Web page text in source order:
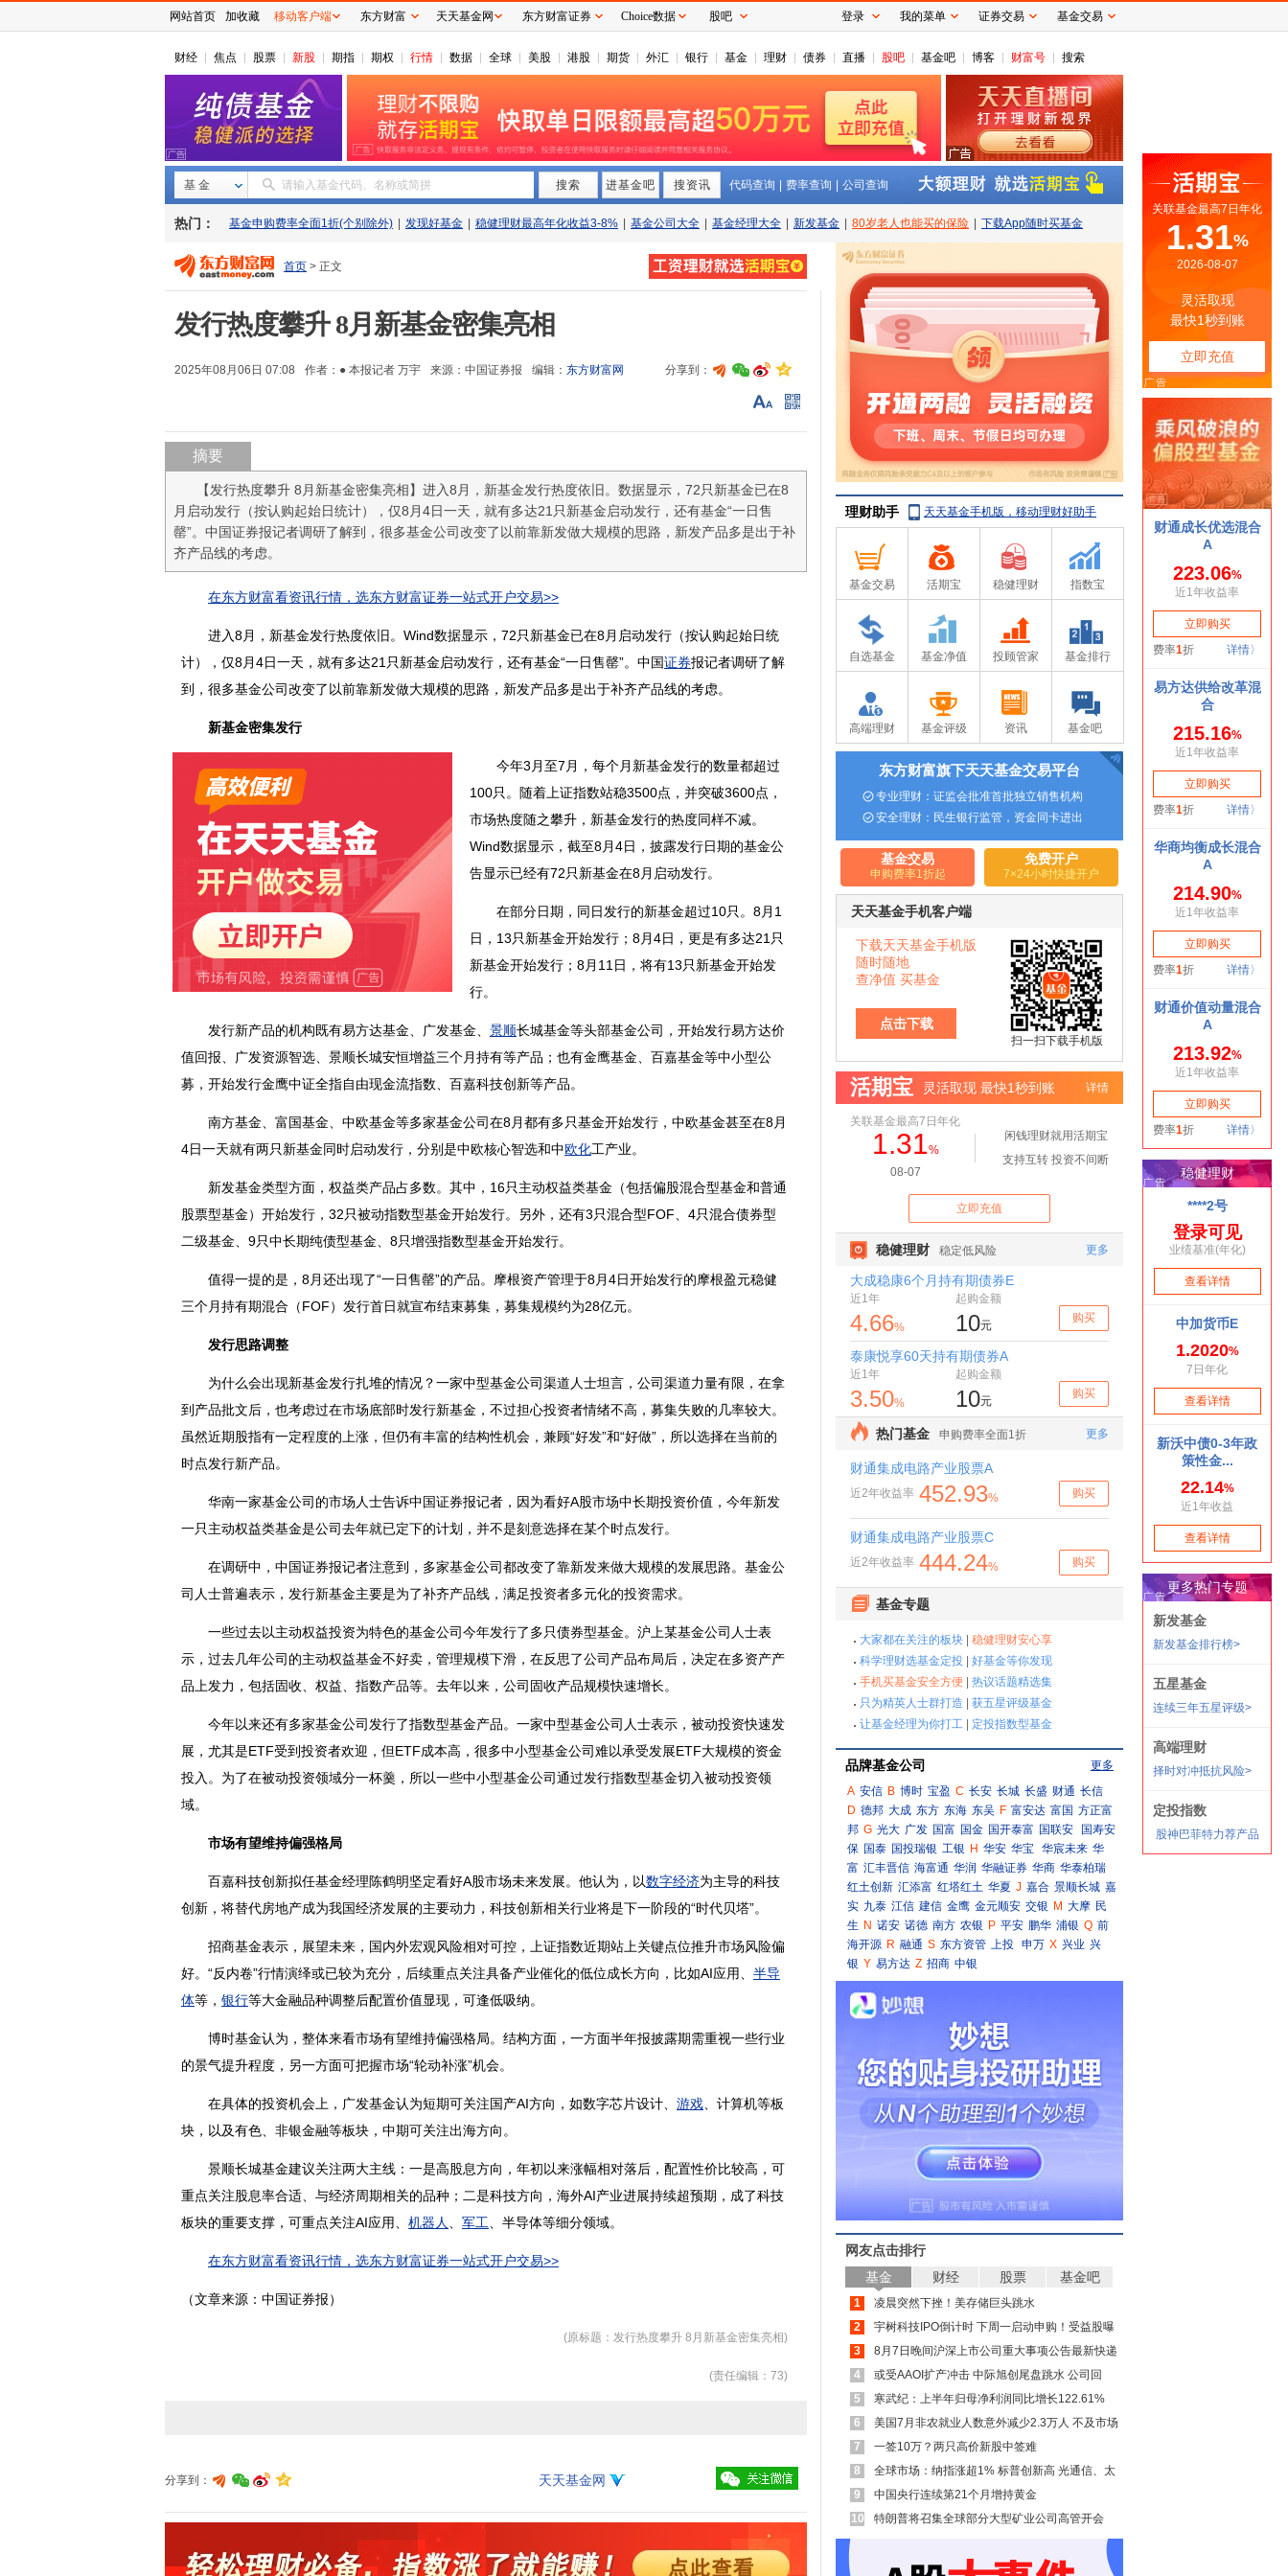
财经 焦点 股票 新股 期指 期权 行情 数据 全球 美股 港股 期货 外汇 银行 基金 理财 债券 直播 股吧 基金吧 博客 财富号 搜索
基 金 请输入基金代码、名称或简拼 搜索 进基金吧 搜资讯 代码查询 费率查询 公司查询
热门： 基金申购费率全面1折(个别除外) 发现好基金 稳健理财最高年化收益3-8% 基金公司大全 基金经理大全 新发基金 80岁老人也能买的保险 下载App随时买基金
首页 > 正文
发行热度攀升 8月新基金密集亮相
2025年08月06日 07:08 作者：● 本报记者 万宇 来源： 中国证券报 编辑： 东方财富网 分享到：
摘要
【发行热度攀升 8月新基金密集亮相】进入8月，新基金发行热度依旧。数据显示，72只新基金已在8
月启动发行（按认购起始日统计），仅8月4日一天，就有多达21只新基金启动发行，还有基金“一日售
罄”。中国证券报记者调研了解到，很多基金公司改变了以前靠新发做大规模的思路，新发产品多是出于补
齐产品线的考虑。
在东方财富看资讯行情，选东方财富证券一站式开户交易>>
进入8月，新基金发行热度依旧。Wind数据显示，72只新基金已在8月启动发行（按认购起始日统
计），仅8月4日一天，就有多达21只新基金启动发行，还有基金“一日售罄”。中国证券报记者调研了解
到，很多基金公司改变了以前靠新发做大规模的思路，新发产品多是出于补齐产品线的考虑。
新基金密集发行
今年3月至7月，每个月新基金发行的数量都超过
100只。随着上证指数站稳3500点，并突破3600点，
市场热度随之攀升，新基金发行的热度同样不减。
Wind数据显示，截至8月4日，披露发行日期的基金公
告显示已经有72只新基金在8月启动发行。
在部分日期，同日发行的新基金超过10只。8月1
日，13只新基金开始发行；8月4日，更是有多达21只
新基金开始发行；8月11日，将有13只新基金开始发
行。
发行新产品的机构既有易方达基金、广发基金、 景顺长城基金等头部基金公司，开始发行易方达价
值回报、广发资源智选、 景顺长城安恒增益三个月持有等产品；也有金鹰基金、百嘉基金等中小型公
募，开始发行金鹰中证全指自由现金流指数、百嘉科技创新等产品。
南方基金、富国基金、中欧基金等多家基金公司在8月都有多只基金开始发行，中欧基金甚至在8月
4日一天就有两只新基金同时启动发行，分别是中欧核心智选和中欧化工产业。
新发基金类型方面，权益类产品占多数。其中，16只主动权益类基金（包括偏股混合型基金和普通
股票型基金）开始发行，32只被动指数型基金开始发行。另外，还有3只混合型FOF、4只混合债券型
二级基金、9只中长期纯债型基金、8只增强指数型基金开始发行。
值得一提的是，8月还出现了“一日售罄”的产品。摩根资产管理于8月4日开始发行的摩根盈元稳健
三个月持有期混合（FOF）发行首日就宣布结束募集，募集规模约为28亿元。
发行思路调整
为什么会出现新基金发行扎堆的情况？一家中型基金公司渠道人士坦言，公司渠道力量有限，在拿
到产品批文后，也考虑过在市场底部时发行新基金，不过担心投资者情绪不高，募集失败的几率较大。
虽然近期股指有一定程度的上涨，但仍有丰富的结构性机会，兼顾“好发”和“好做”，所以选择在当前的
时点发行新产品。
华南一家基金公司的市场人士告诉中国证券报记者，因为看好A股市场中长期投资价值，今年新发
一只主动权益类基金是公司去年就已定下的计划，并不是刻意选择在某个时点发行。
在调研中，中国证券报记者注意到，多家基金公司都改变了靠新发来做大规模的发展思路。基金公
司人士普遍表示，发行新基金主要是为了补齐产品线，满足投资者多元化的投资需求。
一些过去以主动权益投资为特色的基金公司今年发行了多只债券型基金。沪上某基金公司人士表
示，过去几年公司的主动权益基金不好卖，管理规模下滑，在反思了公司产品布局后，决定在多资产产
品上发力，包括固收、权益、指数产品等。去年以来，公司固收产品规模快速增长。
今年以来还有多家基金公司发行了指数型基金产品。一家中型基金公司人士表示，被动投资快速发
展，尤其是ETF受到投资者欢迎，但ETF成本高，很多中小型基金公司难以承受发展ETF大规模的资金
投入。为了在被动投资领域分一杯羹，所以一些中小型基金公司通过发行指数型基金切入被动投资领
域。
市场有望维持偏强格局
百嘉科技创新拟任基金经理陈鹤明坚定看好A股市场未来发展。他认为，以数字经济为主导的科技
创新，将替代房地产成为我国经济发展的主要动力，科技创新相关行业将是下一阶段的“时代贝塔”。
招商基金表示，展望未来，国内外宏观风险相对可控，上证指数近期站上关键点位推升市场风险偏
好。“反内卷”行情演绎或已较为充分，后续重点关注具备产业催化的低位成长方向，比如AI应用、 半导
体等， 银行等大金融品种调整后配置价值显现，可逢低吸纳。
博时基金认为，整体来看市场有望维持偏强格局。结构方面，一方面半年报披露期需重视一些行业
的景气提升程度，另一方面可把握市场“轮动补涨”机会。
在具体的投资机会上，广发基金认为短期可关注国产AI方向，如数字芯片设计、 游戏 、计算机等板
块，以及有色、非银金融等板块，中期可关注出海方向。
景顺长城基金建议关注两大主线：一是高股息方向，年初以来涨幅相对落后，配置性价比较高，可
重点关注股息率合适、与经济周期相关的品种；二是科技方向，海外AI产业进展持续超预期，成了科技
板块的重要支撑，可重点关注AI应用、 机器人 军工 半导体等细分领域。
在东方财富看资讯行情，选东方财富证券一站式开户交易>>
（文章来源：中国证券报）
(原标题：发行热度攀升 8月新基金密集亮相)
(责任编辑：73)
分享到： 天天基金网
理财助手 天天基金手机版，移动理财好助手
基金交易 活期宝 稳健理财 指数宝
自选基金 基金净值 投顾管家 基金排行
高端理财 基金评级 资讯 基金吧
品牌基金公司
更多
A 安信 B 博时 宝盈 C 长安 长城 长盛 财通 长信
D 德邦 大成 东方 东海 东吴 F 富安达 富国 方正富
邦 G 光大 广发 国富 国金 国开泰富 国联安
国寿安
保 国泰 国投瑞银 工银 H 华安 华宝 华宸未来 华
富 汇丰晋信 海富通 华润 华融证券 华商 华泰柏瑞
红土创新 汇添富 红塔红土 华夏 J 嘉合 景顺长城 嘉
实 九泰 江信 建信 金鹰 金元顺安 交银 M 大摩 民
生 N 诺安 诺德 南方 农银 P 平安 鹏华 浦银 Q 前
海开源 R 融通 S 东方资管 上投 申万 X 兴业 兴
银 Y 易方达 Z 招商 中银
网友点击排行
基金
财经 股票 基金吧
1
凌晨突然下挫！美存储巨头跳水
2
宇树科技IPO倒计时 下周一启动申购！受益股曝
光
3
8月7日晚间沪深上市公司重大事项公告最新快递
4
或受AAOI扩产冲击 中际旭创尾盘跳水 公司回
应：7月订单指引至今有效
5
寒武纪：上半年归母净利润同比增长122.61%
6
美国7月非农就业人数意外减少2.3万人 不及市场
预期
7
一签10万？两只高价新股中签难
8
全球市场：纳指涨超1% 标普创新高 光通信、太
空板块大涨 SpaceX涨超15%
9
中国央行连续第21个月增持黄金
10
特朗普将召集全球部分大型矿业公司高管开会
网站首页 加收藏 移动客户端 东方财富 天天基金网 东方财富证券 Choice数据 股吧 登录 我的菜单 证券交易 基金交易